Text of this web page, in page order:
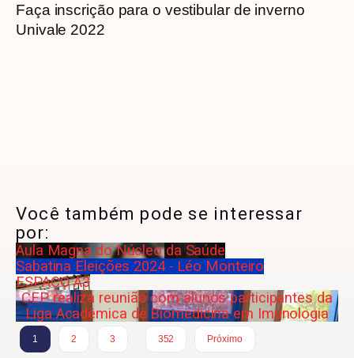
Faça inscrição para o vestibular de inverno
Univale 2022
Você também pode se interessar
por:
Aula Magna do Núcleo da Saúde
Sabatina Eleições 2024 - Léo Monteiro
ESPAÇO A3
CEP realiza reunião com alunos participantes da
Liga Acadêmica de Biomedicina em Imunologia
1 2 3
352
Próximo